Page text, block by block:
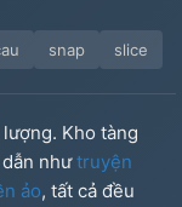
snap slice
Kho tàng
nhưtruyện
ảo, tất cả đều